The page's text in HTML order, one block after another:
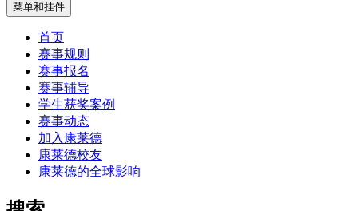
菜单和挂件
首页
赛事规则
赛事报名
赛事辅导
学生获奖案例
赛事动态
加入康莱德
康莱德校友
康莱德的全球影响